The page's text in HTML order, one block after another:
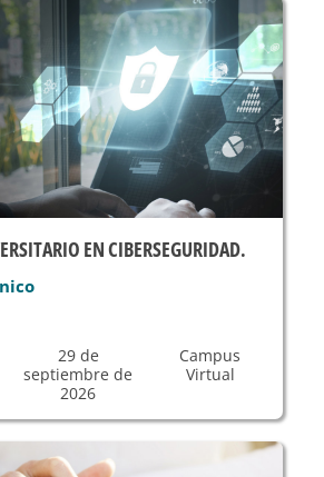
EN CIBERSEGURIDAD.
29 de
septiembre de
2026
Campus
Virtual